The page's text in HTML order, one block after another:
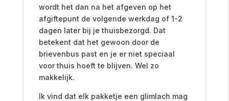
wordt het dan na het afgeven op het
afgiftepunt de volgende werkdag of 1-2
dagen later bij je thuisbezorgd. Dat
betekent dat het gewoon door de
brievenbus past en je er niet speciaal
voor thuis hoeft te blijven. Wel zo
makkelijk.
Ik vind dat elk pakketje een glimlach mag